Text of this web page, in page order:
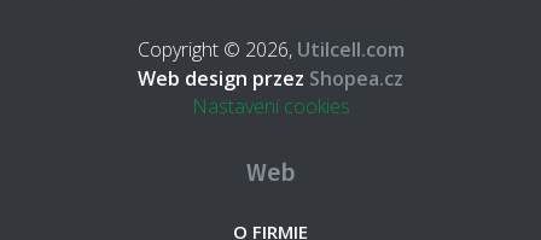
Copyright © 2026, Utilcell.com
Web design przez Shopea.cz
Nastavení cookies
Web
O FIRMIE